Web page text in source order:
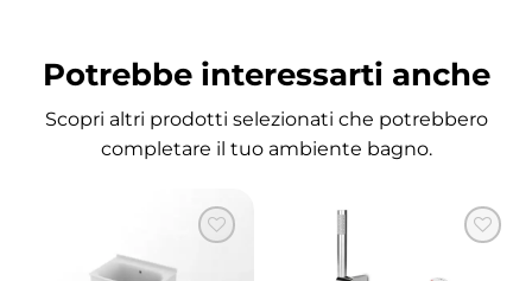
configurazioni progettuali per adattarsi allo
spazio disponibile.
• Vasca in nicchia
• Vasca angolare destra
Potrebbe interessarti anche
Scopri altri prodotti selezionati che potrebbero
completare il tuo ambiente bagno.